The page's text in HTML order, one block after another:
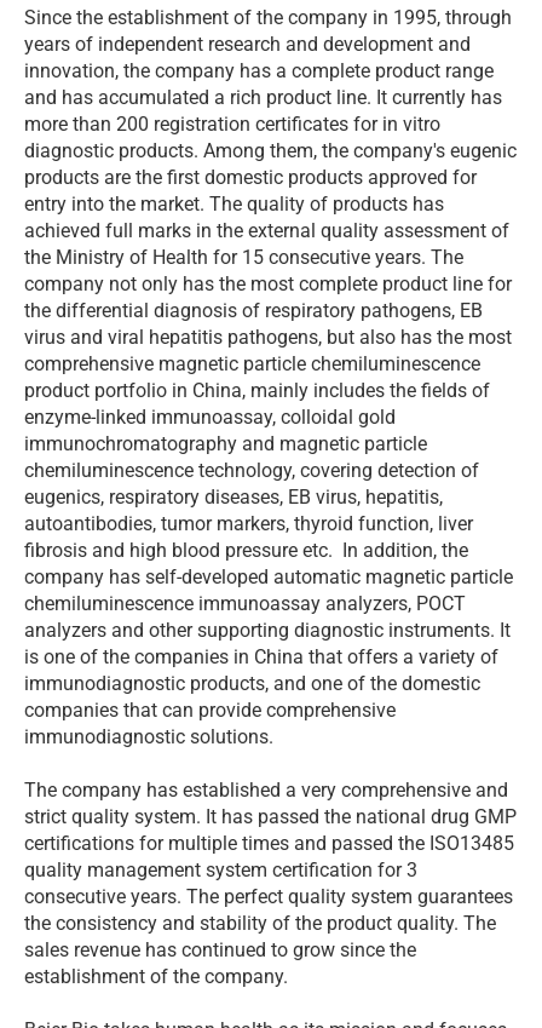
Since the establishment of the company in 1995, through
years of independent research and development and
innovation, the company has a complete product range
and has accumulated a rich product line. It currently has
more than 200 registration certificates for in vitro
diagnostic products. Among them, the company's eugenic
products are the first domestic products approved for
entry into the market. The quality of products has
achieved full marks in the external quality assessment of
the Ministry of Health for 15 consecutive years. The
company not only has the most complete product line for
the differential diagnosis of respiratory pathogens, EB
virus and viral hepatitis pathogens, but also has the most
comprehensive magnetic particle chemiluminescence
product portfolio in China, mainly includes the fields of
enzyme-linked immunoassay, colloidal gold
immunochromatography and magnetic particle
chemiluminescence technology, covering detection of
eugenics, respiratory diseases, EB virus, hepatitis,
autoantibodies, tumor markers, thyroid function, liver
fibrosis and high blood pressure etc. In addition, the
company has self-developed automatic magnetic particle
chemiluminescence immunoassay analyzers, POCT
analyzers and other supporting diagnostic instruments. It
is one of the companies in China that offers a variety of
immunodiagnostic products, and one of the domestic
companies that can provide comprehensive
immunodiagnostic solutions.
The company has established a very comprehensive and
strict quality system. It has passed the national drug GMP
certifications for multiple times and passed the ISO13485
quality management system certification for 3
consecutive years. The perfect quality system guarantees
the consistency and stability of the product quality. The
sales revenue has continued to grow since the
establishment of the company.